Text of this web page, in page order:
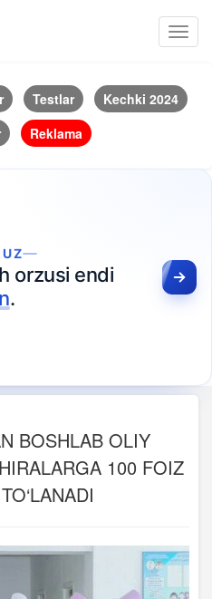
Testlar
Kechki 2024
Reklama
orzusi endi
.
BOSHLAB OLIY
100 FOIZ